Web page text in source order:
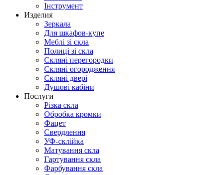
Інструмент
Изделия
Зеркала
Для шкафов-купе
Меблі зі скла
Полиці зі скла
Скляні перегородки
Скляні огородження
Скляні двері
Душові кабіни
Послуги
Різка скла
Обробка кромки
Фацет
Свердлення
УФ-склійка
Матування скла
Гартування скла
Фарбування скла